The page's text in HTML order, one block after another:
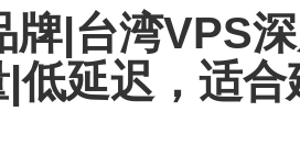
|台湾VPS
延迟，适合